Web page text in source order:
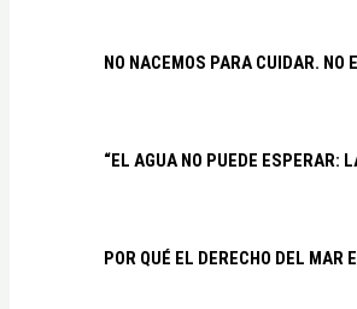
NO NACEMOS PARA CUIDAR. NO
“EL AGUA NO PUEDE ESPERAR:
POR QUÉ EL DERECHO DEL MAR